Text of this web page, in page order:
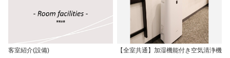
客室紹介(設備) 【全室共通】加湿機能付き空気清浄機